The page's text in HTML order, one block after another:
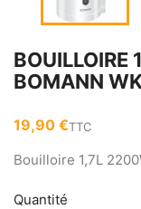
BOMANN
19,90 €TTC
Bouilloire 1,7L
Quantité